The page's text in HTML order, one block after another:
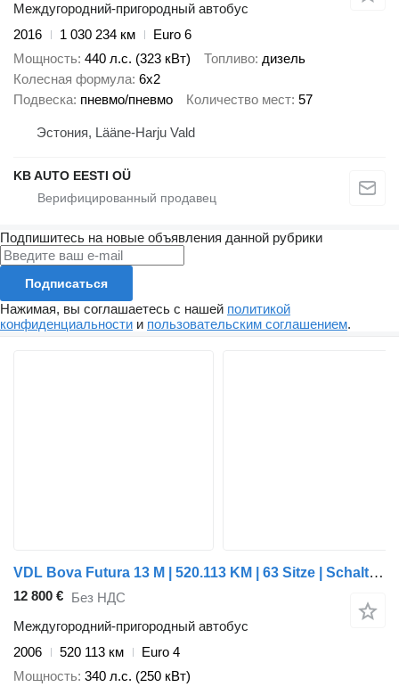
Междугородний-пригородный автобус
2016
1 030 234 км
Euro 6
Мощность 440 л.с. (323 кВт) Топливо дизель
Колесная формула 6x2
Подвеска пневмо/пневмо Количество мест 57
Эстония, Lääne-Harju Vald
KB AUTO EESTI OÜ
Подпишитесь на новые объявления данной рубрики
Подписаться
Нажимая, вы соглашаетесь с нашей политикой
конфиденциальности и пользовательским соглашением.
VDL Bova Futura 13 M | 520.113 KM | 63 Sitze | Schaltgtr. | Klima |
12 800 € Без НДС
Междугородний-пригородный автобус
2006
520 113 км
Euro 4
Мощность 340 л.с. (250 кВт)